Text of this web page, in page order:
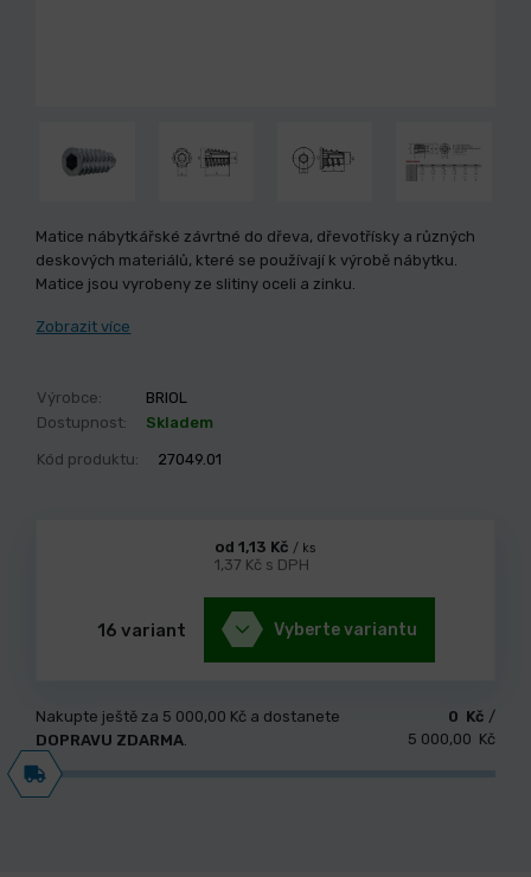
Matice nábytkářské závrtné do dřeva, dřevotřísky a různých
deskových materiálů, které se používají k výrobě nábytku.
Matice jsou vyrobeny ze slitiny oceli a zinku.
Zobrazit více
Výrobce:
BRIOL
Dostupnost:
Skladem
Kód produktu: 27049.01
od 1,13 Kč / ks
1,37 Kč s DPH
16 variant Vyberte variantu
Nakupte ještě za 5 000,00 Kč a dostanete
DOPRAVU ZDARMA.
0 Kč /
5 000,00 Kč